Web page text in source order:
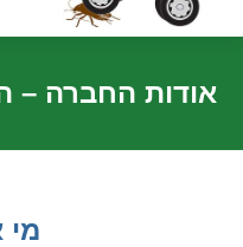
אודות החברה –
מי